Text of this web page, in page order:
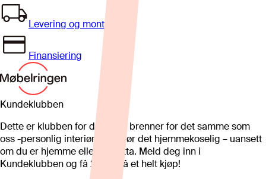
Levering og montering
Finansiering
Kundeklubben
Dette er klubben for deg som brenner for det samme som
oss -personlig interiør som gjør det hjemmekoselig – uansett
om du er hjemme eller på hytta. Meld deg inn i
Kundeklubben og få 25%* på et helt kjøp!